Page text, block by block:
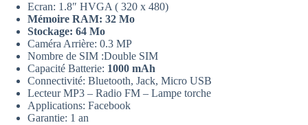
Ecran: 1.8″ HVGA ( 320 x 480)
Mémoire RAM: 32 Mo
Stockage: 64 Mo
Caméra Arrière: 0.3 MP
Nombre de SIM :Double SIM
Capacité Batterie: 1000 mAh
Connectivité: Bluetooth, Jack, Micro USB
Lecteur MP3 – Radio FM – Lampe torche
Applications: Facebook
Garantie: 1 an